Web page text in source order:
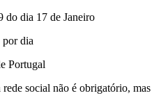
do dia 17 de Janeiro
por dia
Portugal
social não é obrigatório, mas